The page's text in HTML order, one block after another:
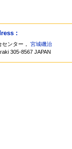
:
センター，宮城磯治
305-8567 JAPAN